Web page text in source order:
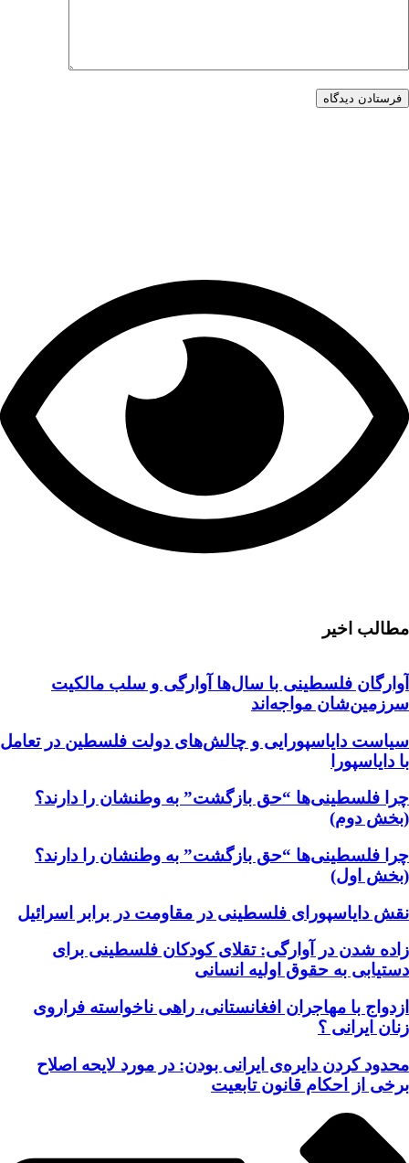
فرستادن دیدگاه
مطالب اخیر
آوارگان فلسطینی با سال‌ها آوارگی و سلب مالكيت
سرزمين‌شان مواجه‌اند
سیاست دایاسپورایی و چالش‌های دولت فلسطین در تعامل
با دایاسپورا
چرا فلسطینی‌ها “حق بازگشت” به وطنشان‌ را دارند؟
(بخش دوم)
چرا فلسطینی‌ها “حق بازگشت” به وطنشان‌ را دارند؟
(بخش اول)
نقش دایاسپورای فلسطینی در مقاومت در برابر اسرائیل
زاده شدن در آوارگی: تقلای کودکان فلسطینی برای
دستیابی به حقوق اولیه انسانی
ازدواج با مهاجران افغانستانی، راهی ناخواسته فراروی
زنان ایرانی ؟
محدود کردن دایره‌ی ایرانی بودن: در مورد لایحه اصلاح
برخی از احکام قانون تابعیت